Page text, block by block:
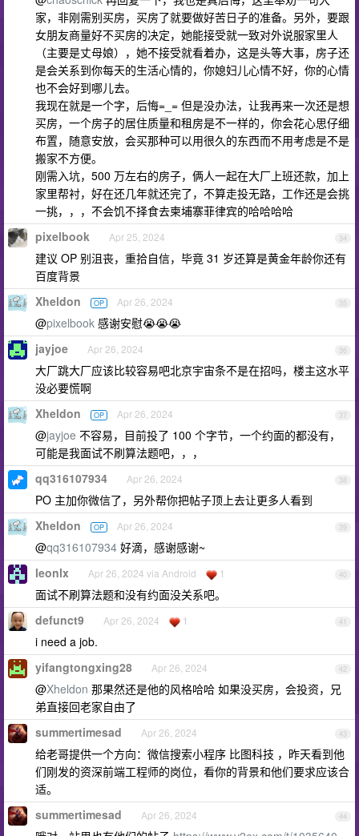
家，非刚需别买房，买房了就要做好苦日子的准备。另外，要跟
女朋友商量好不买房的决定，她能接受就一致对外说服家里人
（主要是丈母娘），她不接受就看着办，这是头等大事，房子还
是会关系到你每天的生活心情的，你媳妇儿心情不好，你的心情
也不会好到哪儿去。
我现在就是一个字，后悔=_= 但是没办法，让我再来一次还是想
买房，一个房子的居住质量和租房是不一样的，你会花心思仔细
布置，随意安放，会买那种可以用很久的东西而不用考虑是不是
搬家不方便。
刚需入坑，500 万左右的房子，俩人一起在大厂上班还款，加上
家里帮衬，好在还几年就还完了，不算走投无路，工作还是会挑
一挑，，，不会饥不择食去柬埔寨菲律宾的哈哈哈哈
34
pixelbook Apr 25, 2024
建议 OP 别沮丧，重拾自信，毕竟 31 岁还算是黄金年龄你还有
百度背景
35
Xheldon OP Apr 26, 2024
@pixelbook 感谢安慰😭😭😭
36
jayjoe Apr 26, 2024
大厂跳大厂应该比较容易吧北京宇宙条不是在招吗，楼主这水平
没必要慌啊
37
Xheldon OP Apr 26, 2024
@jayjoe 不容易，目前投了 100 个字节，一个约面的都没有，
可能是我面试不刷算法题吧，，，
38
qq316107934 Apr 26, 2024
PO 主加你微信了，另外帮你把帖子顶上去让更多人看到
39
Xheldon OP Apr 26, 2024
@qq316107934 好滴，感谢感谢~
40
leonlx Apr 26, 2024 via Android 1
面试不刷算法题和没有约面没关系吧。
41
defunct9 Apr 26, 2024 1
i need a job.
42
yifangtongxing28 Apr 26, 2024
@Xheldon 那果然还是他的风格哈哈 如果没买房，会投资，兄
弟直接回老家自由了
43
summertimesad Apr 26, 2024
给老哥提供一个方向：微信搜索小程序 比图科技 ，昨天看到他
们刚发的资深前端工程师的岗位，看你的背景和他们要求应该合
适。
44
summertimesad Apr 26, 2024